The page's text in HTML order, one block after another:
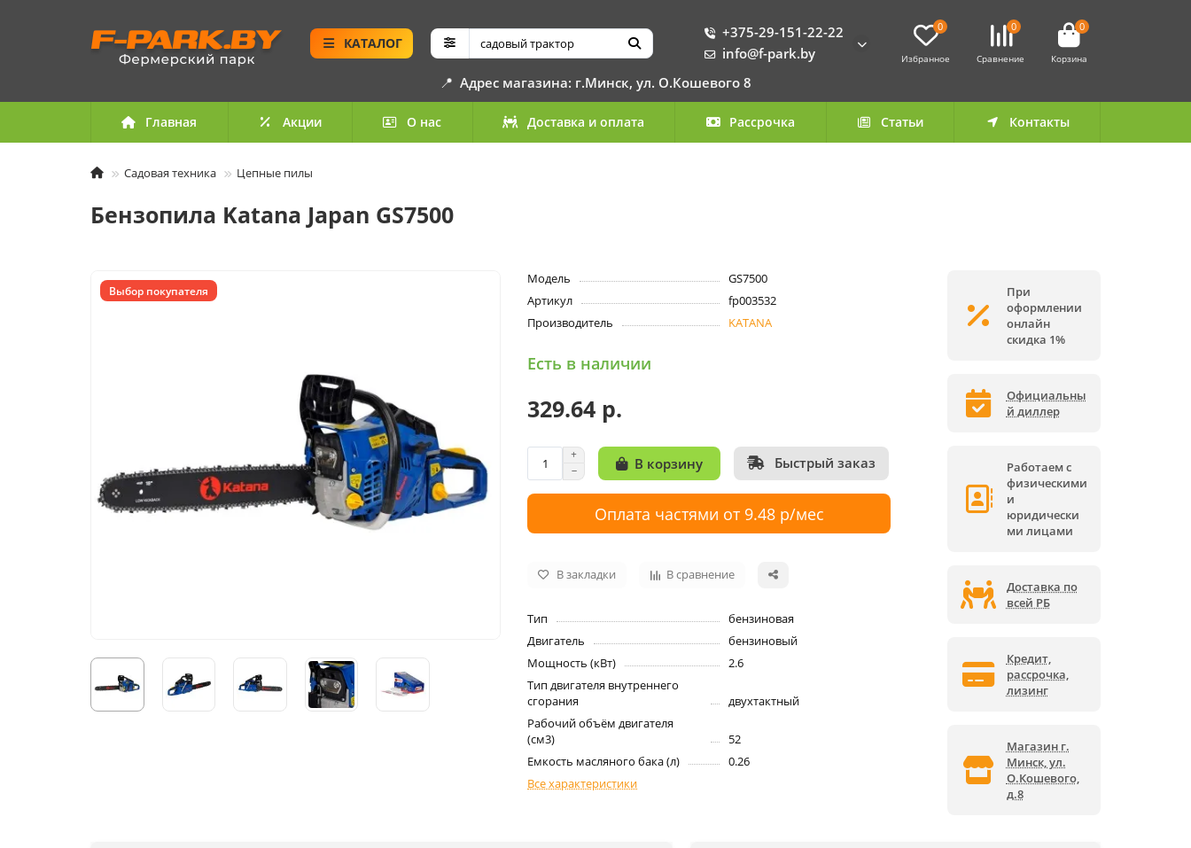
КАТАЛОГ
+375-29-151-22-22
info@f-park.by
0
Избранное
0
Сравнение
0
Корзина
📍 Адрес магазина: г.Минск, ул. О.Кошевого 8
Главная Акции О нас Доставка и оплата Рассрочка Статьи Контакты
Садовая техника Цепные пилы
Бензопила Katana Japan GS7500
Выбор покупателя
Модель
GS7500
Артикул
fp003532
Производитель
KATANA
Есть в наличии
329.64 р.
В корзину Быстрый заказ
Оплата частями от 9.48 р/мес
В закладки В сравнение
Тип
бензиновая
Двигатель
бензиновый
Мощность (кВт)
2.6
Тип двигателя внутреннего
сгорания
двухтактный
Рабочий объём двигателя
(см3)
52
Емкость масляного бака (л)
0.26
Все характеристики
При
оформлении
онлайн
скидка 1%
Официальны
й диллер
Работаем с
физическими
и
юридически
ми лицами
Доставка по
всей РБ
Кредит,
рассрочка,
лизинг
Магазин г.
Минск, ул.
О.Кошевого,
д.8